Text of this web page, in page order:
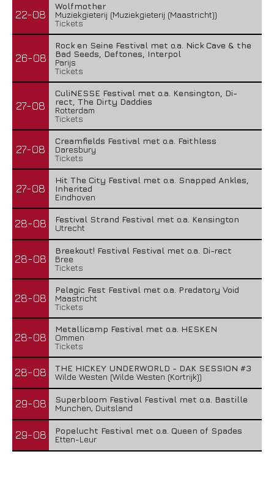
22-08
Wolfmother
Muziekgieterij (Muziekgieterij (Maastricht))
Tickets
26-08
Rock en Seine Festival met o.a. Nick Cave & the
Bad Seeds, Deftones, Interpol
Parijs
Tickets
27-08
CuliNESSE Festival met o.a. Kensington, Di-
rect, The Dirty Daddies
Rotterdam
Tickets
27-08
Creamfields Festival met o.a. Faithless
Daresbury
Tickets
27-08
Hit The City Festival met o.a. Snapped Ankles,
Inherited
Eindhoven
28-08
Festival Strand Festival met o.a. Kensington
Utrecht
28-08
Breekout! Festival Festival met o.a. Di-rect
Bree
Tickets
28-08
Pelagic Fest Festival met o.a. Predatory Void
Maastricht
Tickets
28-08
Metallicamp Festival met o.a. HESKEN
Ommen
Tickets
28-08
THE HICKEY UNDERWORLD - DAK SESSION #3
Wilde Westen (Wilde Westen (Kortrijk))
29-08
Superbloom Festival Festival met o.a. Bastille
Munchen, Duitsland
29-08
Popelucht Festival met o.a. Queen of Spades
Etten-Leur